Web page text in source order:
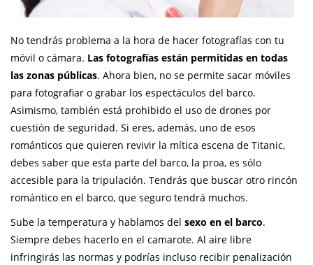
No tendrás problema a la hora de hacer fotografías con tu
móvil o cámara. Las fotografías están permitidas en todas
las zonas públicas. Ahora bien, no se permite sacar móviles
para fotografiar o grabar los espectáculos del barco.
Asimismo, también está prohibido el uso de drones por
cuestión de seguridad. Si eres, además, uno de esos
románticos que quieren revivir la mítica escena de Titanic,
debes saber que esta parte del barco, la proa, es sólo
accesible para la tripulación. Tendrás que buscar otro rincón
romántico en el barco, que seguro tendrá muchos.
Sube la temperatura y hablamos del sexo en el barco.
Siempre debes hacerlo en el camarote. Al aire libre
infringirás las normas y podrías incluso recibir penalización